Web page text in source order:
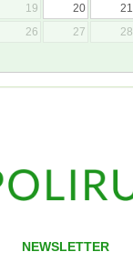
19 20 21
26 27 28
NEWSLETTER